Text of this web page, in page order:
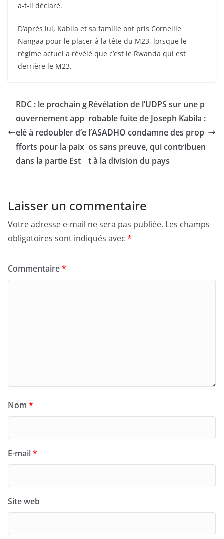
a-t-il déclaré.
D’après lui, Kabila et sa famille ont pris Corneille
Nangaa pour le placer à la tête du M23, lorsque le
régime actuel a révélé que c’est le Rwanda qui est
derrière le M23.
RDC : le prochain g
ouvernement app
elé à redoubler d’e
fforts pour la paix
dans la partie Est
Révélation de l’UDPS sur une p
robable fuite de Joseph Kabila :
l’ASADHO condamne des prop
os sans preuve, qui contribuen
t à la division du pays
Laisser un commentaire
Votre adresse e-mail ne sera pas publiée. Les champs
obligatoires sont indiqués avec *
Commentaire*
Nom *
E-mail*
Site web